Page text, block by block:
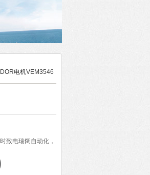
电机VEM3546
致电瑞阔自动化，